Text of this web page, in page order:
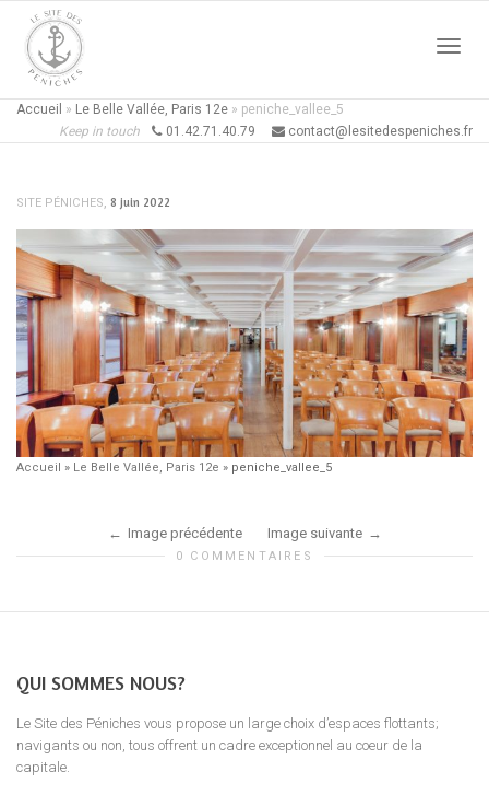
Accueil » Le Belle Vallée, Paris 12e » peniche_vallee_5
Keep in touch
01.42.71.40.79 contact@lesitedespeniches.fr
SITE PÉNICHES, 8 juin 2022
Accueil » Le Belle Vallée, Paris 12e » peniche_vallee_5
Image précédente Image suivante
0 COMMENTAIRES
QUI SOMMES NOUS?
Le Site des Péniches vous propose un large choix d’espaces flottants;
navigants ou non, tous offrent un cadre exceptionnel au coeur de la
capitale.